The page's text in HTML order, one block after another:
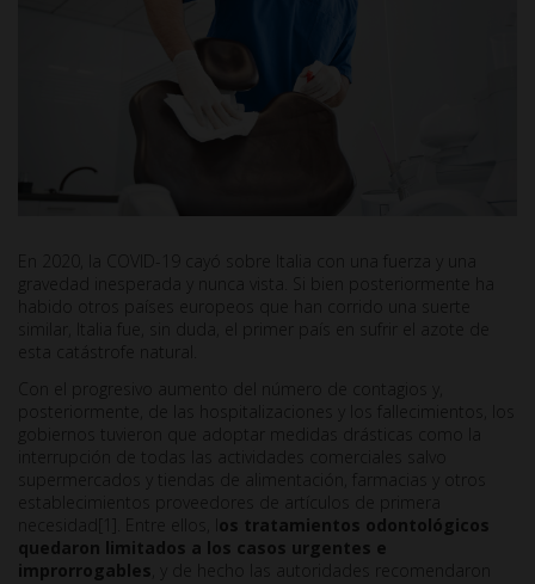
En 2020, la COVID-19 cayó sobre Italia con una fuerza y una
gravedad inesperada y nunca vista. Si bien posteriormente ha
habido otros países europeos que han corrido una suerte
similar, Italia fue, sin duda, el primer país en sufrir el azote de
esta catástrofe natural.
Con el progresivo aumento del número de contagios y,
posteriormente, de las hospitalizaciones y los fallecimientos, los
gobiernos tuvieron que adoptar medidas drásticas como la
interrupción de todas las actividades comerciales salvo
supermercados y tiendas de alimentación, farmacias y otros
establecimientos proveedores de artículos de primera
necesidad[1]. Entre ellos, l os tratamientos odontológicos
quedaron limitados a los casos urgentes e
improrrogables , y de hecho las autoridades recomendaron